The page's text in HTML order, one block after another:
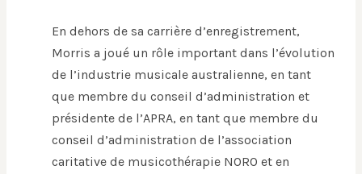
En dehors de sa carrière d’enregistrement,
Morris a joué un rôle important dans l’évolution
de l’industrie musicale australienne, en tant
que membre du conseil d’administration et
présidente de l’APRA, en tant que membre du
conseil d’administration de l’association
caritative de musicothérapie NORO et en